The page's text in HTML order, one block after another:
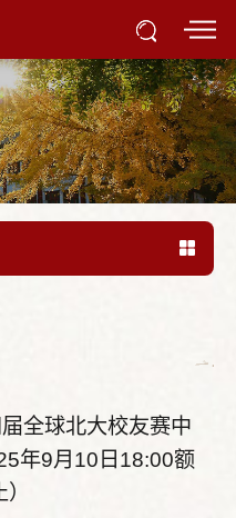
全球北大校友赛中
年9月10日18:00额